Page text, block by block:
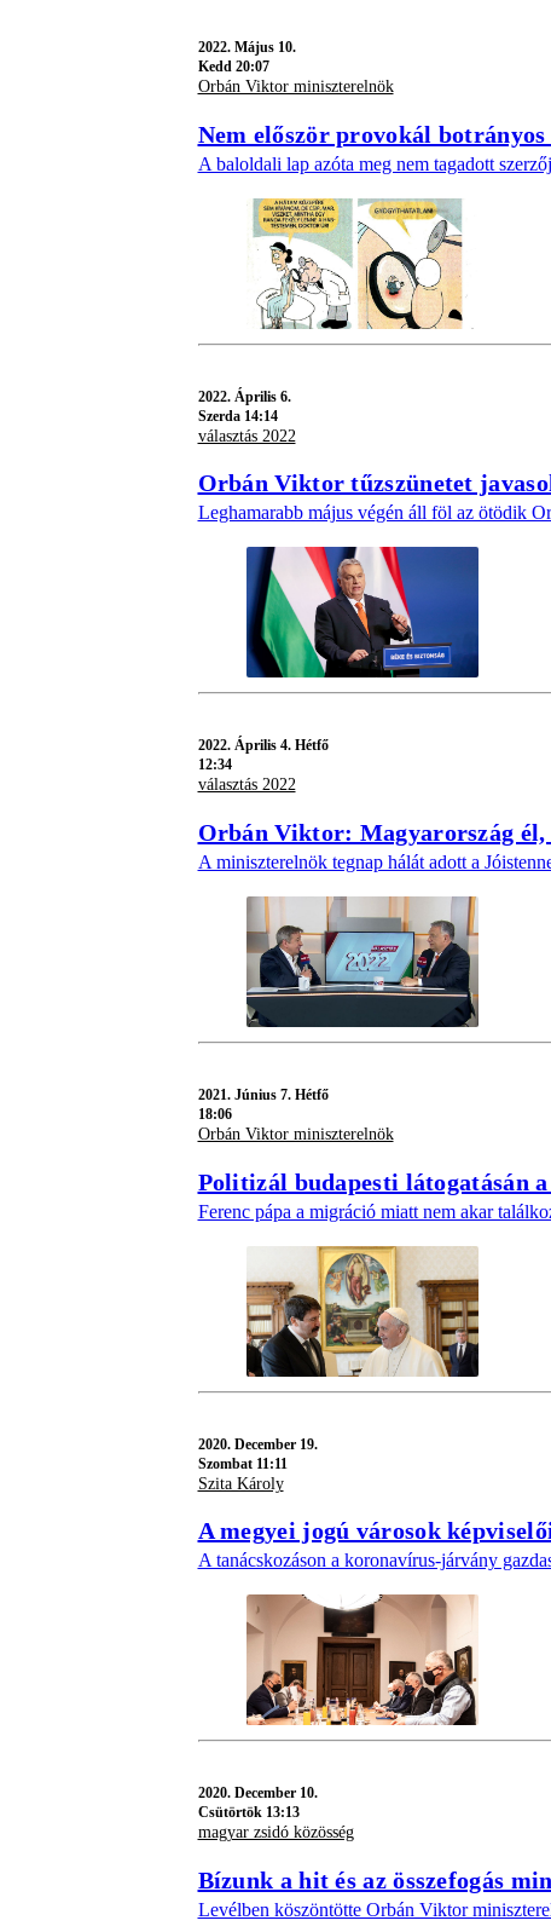
2022. Május 10.
Kedd 20:07
Orbán Viktor miniszterelnök
Nem először provokál
A baloldali lap azóta meg nem tagadott
2022. Április 6.
Szerda 14:14
választás 2022
Orbán Viktor tűzszünetet
Leghamarabb május végén áll föl az ötödik
2022. Április 4. Hétfő
12:34
választás 2022
Orbán Viktor: Magyarország él,
A miniszterelnök tegnap hálát adott a
2021. Június 7. Hétfő
18:06
Orbán Viktor miniszterelnök
Politizál budapesti látogatásán
Ferenc pápa a migráció miatt nem akar
2020. December 19.
Szombat 11:11
Szita Károly
A megyei jogú városok
A tanácskozáson a koronavírus-járvány
2020. December 10.
Csütörtök 13:13
magyar zsidó közösség
Bízunk a hit és az összefogás
Levélben köszöntötte Orbán Viktor